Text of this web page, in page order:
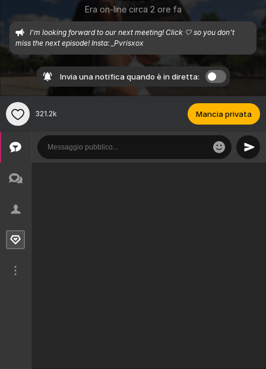
Era on-line circa 2 ore fa
I'm looking forward to our next meeting! Click 🤍 so you don't
miss the next episode! Insta: _Pvrisxox
Invia una notifica quando è in diretta:
321.2k Mancia privata